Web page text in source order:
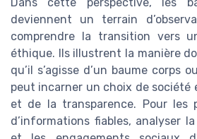
deviennent un terrain
comprendre la transition vers
éthique. Ils illustrent la manière
qu’il s’agisse d’un baume corps
peut incarner un choix de société
et de la transparence. Pour les
d’informations fiables, analyser